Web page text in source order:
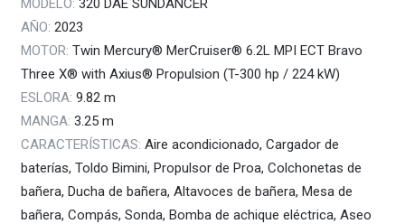
MODELO: 320 DAE SUNDANCER
AÑO: 2023
MOTOR: Twin Mercury® MerCruiser® 6.2L MPI ECT Bravo
Three X® with Axius® Propulsion (T-300 hp / 224 kW)
ESLORA: 9.82 m
MANGA: 3.25 m
CARACTERÍSTICAS: Aire acondicionado, Cargador de
baterías, Toldo Bimini, Propulsor de Proa, Colchonetas de
bañera, Ducha de bañera, Altavoces de bañera, Mesa de
bañera, Compás, Sonda, Bomba de achique eléctrica, Aseo